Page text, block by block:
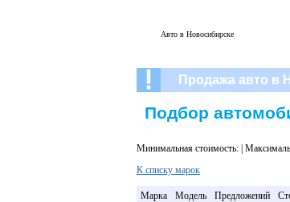
Авто в Новосибирске
Продажа авто в
Подбор
Минимальная стоимость: |
К списку марок
Марка Модель Предложений